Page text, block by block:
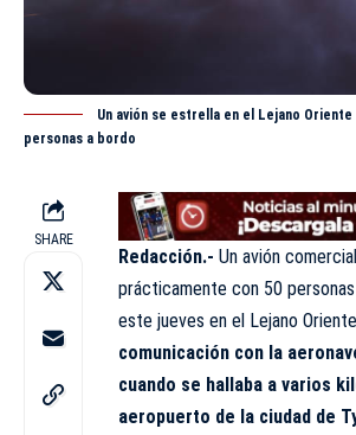
Un avión se estrella en el Lejano
personas a bordo
SHARE
Redacción.- Un avión
prácticamente con 50
este jueves en el Lejano
comunicación con la
cuando se hallaba a varios
aeropuerto de la ciudad de